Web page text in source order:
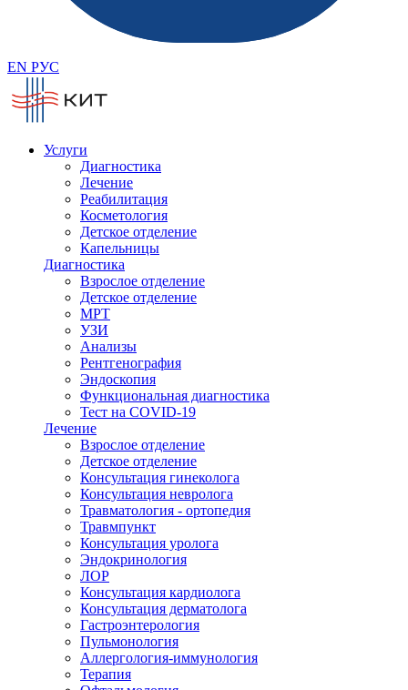
EN РУС
Услуги
Диагностика
Лечение
Реабилитация
Косметология
Детское отделение
Капельницы
Диагностика
Взрослое отделение
Детское отделение
МРТ
УЗИ
Анализы
Рентгенография
Эндоскопия
Функциональная диагностика
Тест на COVID-19
Лечение
Взрослое отделение
Детское отделение
Консультация гинеколога
Консультация невролога
Травматология - ортопедия
Травмпункт
Консультация уролога
Эндокринология
ЛОР
Консультация кардиолога
Консультация дерматолога
Гастроэнтерология
Пульмонология
Аллергология-иммунология
Терапия